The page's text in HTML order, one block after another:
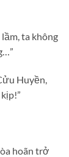
ta không
Huyền,
hoãn trở